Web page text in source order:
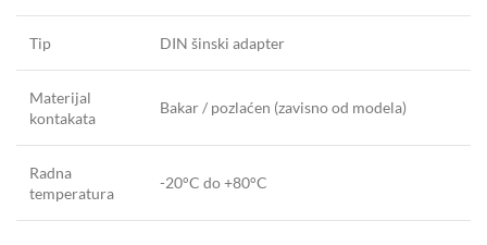
Tip DIN šinski adapter
Materijal
kontakata
Bakar / pozlaćen (zavisno od modela)
Radna
temperatura
-20°C do +80°C